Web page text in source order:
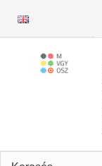
Keresés: